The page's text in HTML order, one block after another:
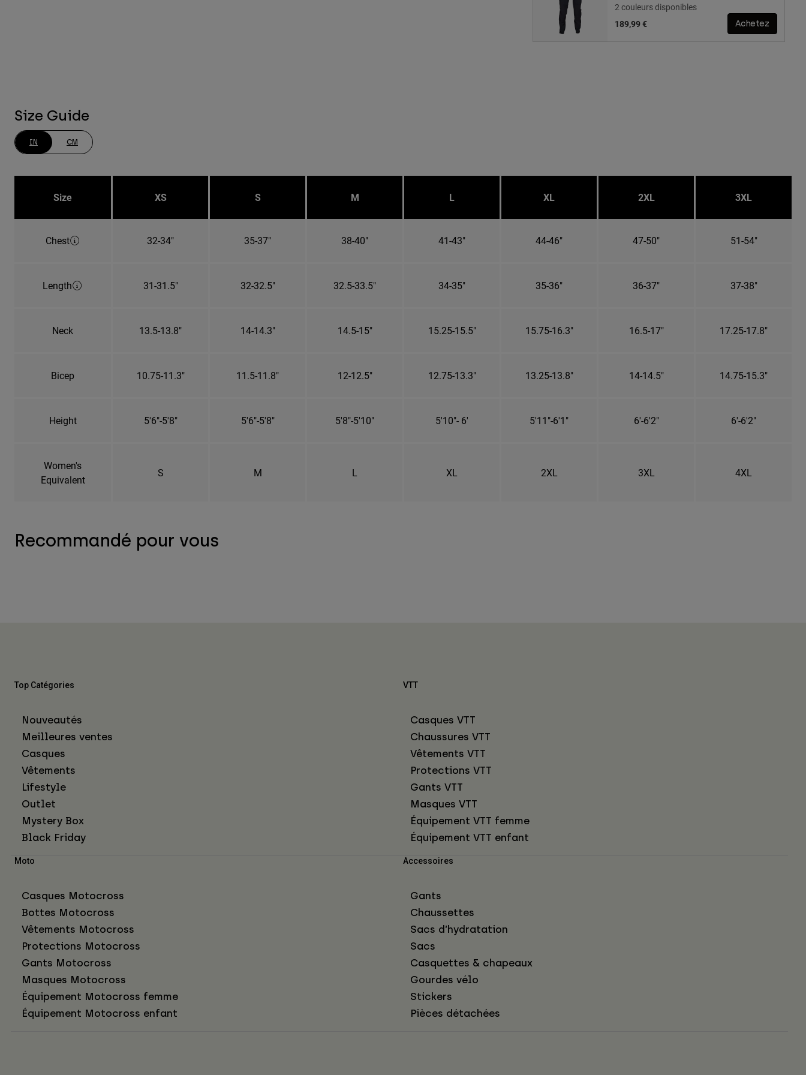
2 couleurs disponibles
189,99 €
Achetez
Size Guide
IN CM
Size XS S M L XL 2XL 3XL
Chest 32-34" 35-37" 38-40" 41-43" 44-46" 47-50" 51-54"
Length 31-31.5" 32-32.5" 32.5-33.5" 34-35" 35-36" 36-37" 37-38"
Neck 13.5-13.8" 14-14.3" 14.5-15" 15.25-15.5" 15.75-16.3" 16.5-17" 17.25-17.8"
Bicep 10.75-11.3" 11.5-11.8" 12-12.5" 12.75-13.3" 13.25-13.8" 14-14.5" 14.75-15.3"
Height 5'6"-5'8" 5'6"-5'8" 5'8"-5'10" 5'10"- 6' 5'11"-6'1" 6'-6'2" 6'-6'2"
Women's
Equivalent
S M L XL 2XL 3XL 4XL
Recommandé pour vous
Top Catégories
Nouveautés
Meilleures ventes
Casques
Vêtements
Lifestyle
Outlet
Mystery Box
Black Friday
VTT
Casques VTT
Chaussures VTT
Vêtements VTT
Protections VTT
Gants VTT
Masques VTT
Équipement VTT femme
Équipement VTT enfant
Moto
Casques Motocross
Bottes Motocross
Vêtements Motocross
Protections Motocross
Gants Motocross
Masques Motocross
Équipement Motocross femme
Équipement Motocross enfant
Accessoires
Gants
Chaussettes
Sacs d’hydratation
Sacs
Casquettes & chapeaux
Gourdes vélo
Stickers
Pièces détachées